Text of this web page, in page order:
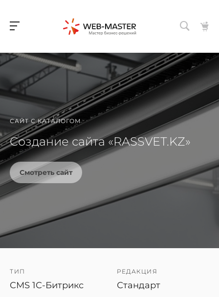
САЙТ С КАТАЛОГОМ
Cоздание сайта «RASSVET.KZ»
Смотреть сайт
ТИП
CMS 1C-Битрикс
РЕДАКЦИЯ
Стандарт